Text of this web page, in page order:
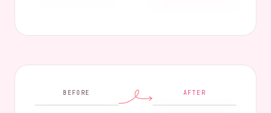
BEFORE AFTER